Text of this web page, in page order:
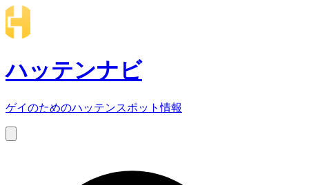
ハッテンナビ
ゲイのためのハッテンスポット情報